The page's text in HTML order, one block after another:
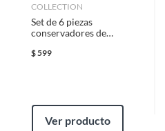
COLLECTION
Set de 6 piezas
conservadores de
$599
Ver producto